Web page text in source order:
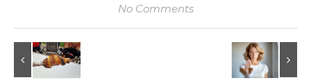
No Comments